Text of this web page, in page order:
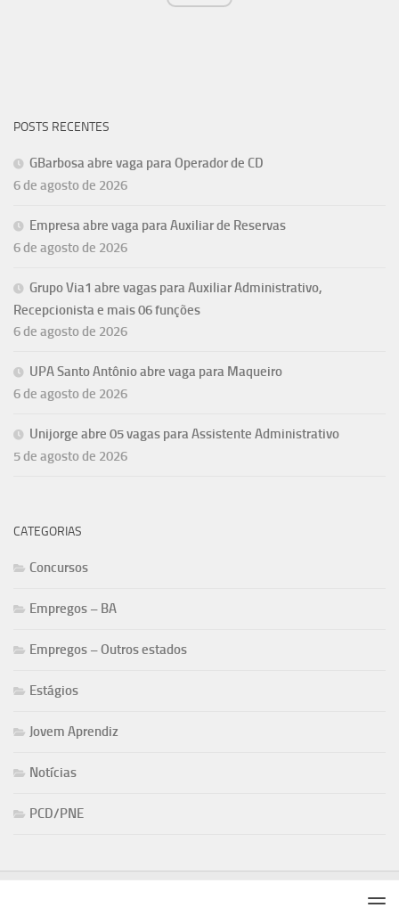
POSTS RECENTES
GBarbosa abre vaga para Operador de CD
6 de agosto de 2026
Empresa abre vaga para Auxiliar de Reservas
6 de agosto de 2026
Grupo Via1 abre vagas para Auxiliar Administrativo,
Recepcionista e mais 06 funções
6 de agosto de 2026
UPA Santo Antônio abre vaga para Maqueiro
6 de agosto de 2026
Unijorge abre 05 vagas para Assistente Administrativo
5 de agosto de 2026
CATEGORIAS
Concursos
Empregos – BA
Empregos – Outros estados
Estágios
Jovem Aprendiz
Notícias
PCD/PNE